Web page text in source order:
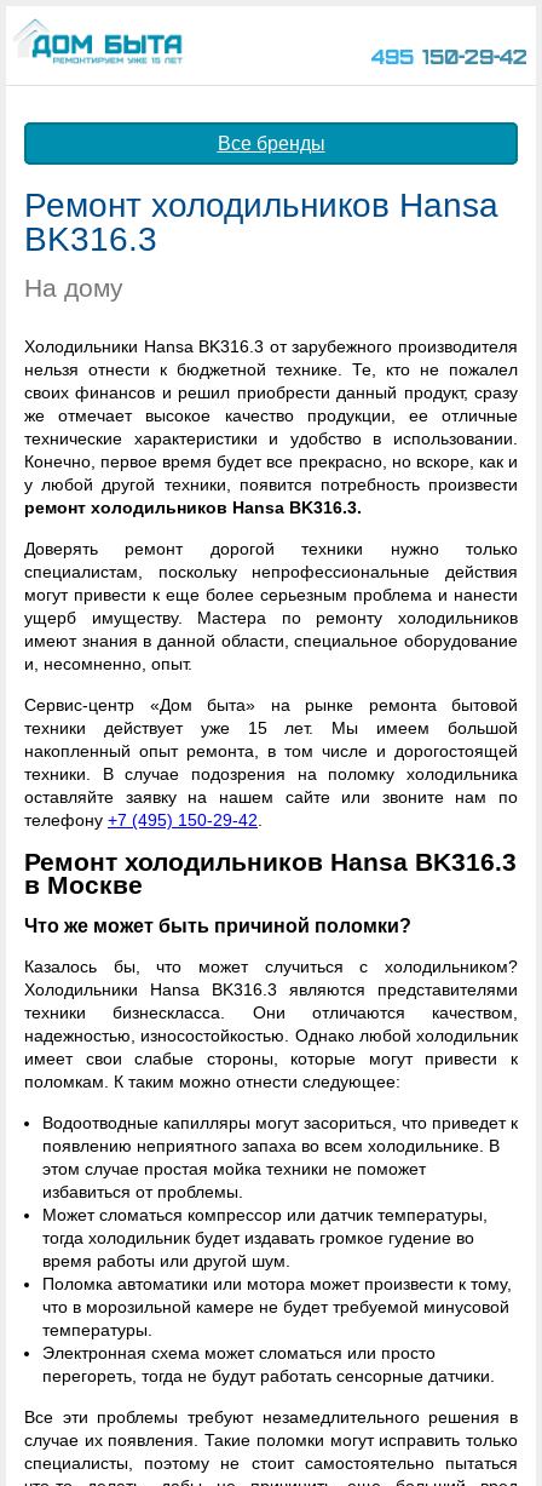
495 150-29-42
Все бренды
Ремонт холодильников Hansa
BK316.3
На дому
Холодильники Hansa BK316.3 от зарубежного производителя
нельзя отнести к бюджетной технике. Те, кто не пожалел
своих финансов и решил приобрести данный продукт, сразу
же отмечает высокое качество продукции, ее отличные
технические характеристики и удобство в использовании.
Конечно, первое время будет все прекрасно, но вскоре, как и
у любой другой техники, появится потребность произвести
ремонт холодильников Hansa BK316.3.
Доверять ремонт дорогой техники нужно только
специалистам, поскольку непрофессиональные действия
могут привести к еще более серьезным проблема и нанести
ущерб имуществу. Мастера по ремонту холодильников
имеют знания в данной области, специальное оборудование
и, несомненно, опыт.
Сервис-центр «Дом быта» на рынке ремонта бытовой
техники действует уже 15 лет. Мы имеем большой
накопленный опыт ремонта, в том числе и дорогостоящей
техники. В случае подозрения на поломку холодильника
оставляйте заявку на нашем сайте или звоните нам по
телефону +7 (495) 150-29-42
Ремонт холодильников Hansa BK316.3
в Москве
Что же может быть причиной поломки?
Казалось бы, что может случиться с холодильником?
Холодильники Hansa BK316.3 являются представителями
техники бизнескласса. Они отличаются качеством,
надежностью, износостойкостью. Однако любой холодильник
имеет свои слабые стороны, которые могут привести к
поломкам. К таким можно отнести следующее:
Водоотводные капилляры могут засориться, что приведет к
появлению неприятного запаха во всем холодильнике. В
этом случае простая мойка техники не поможет
избавиться от проблемы.
Может сломаться компрессор или датчик температуры,
тогда холодильник будет издавать громкое гудение во
время работы или другой шум.
Поломка автоматики или мотора может произвести к тому,
что в морозильной камере не будет требуемой минусовой
температуры.
Электронная схема может сломаться или просто
перегореть, тогда не будут работать сенсорные датчики.
Все эти проблемы требуют незамедлительного решения в
случае их появления. Такие поломки могут исправить только
специалисты, поэтому не стоит самостоятельно пытаться